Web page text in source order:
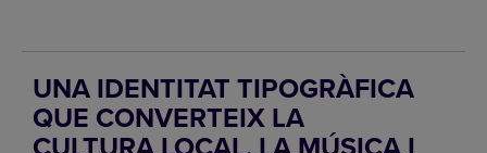
UNA IDENTITAT TIPOGRÀFICA
QUE CONVERTEIX LA